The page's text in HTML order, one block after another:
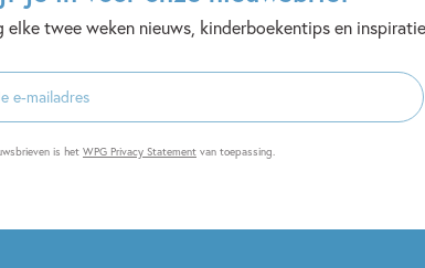
elke twee weken nieuws, kinderboekentips en
is het WPG Privacy Statement van toepassing.